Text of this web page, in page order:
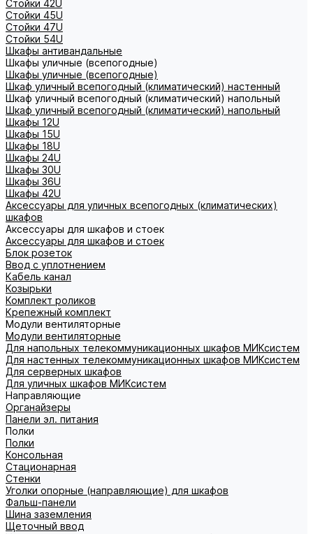
Стойки 42U
Стойки 45U
Стойки 47U
Стойки 54U
Шкафы антивандальные
Шкафы уличные (всепогодные)
Шкафы уличные (всепогодные)
Шкаф уличный всепогодный (климатический) настенный
Шкаф уличный всепогодный (климатический) напольный
Шкаф уличный всепогодный (климатический) напольный
Шкафы 12U
Шкафы 15U
Шкафы 18U
Шкафы 24U
Шкафы 30U
Шкафы 36U
Шкафы 42U
Аксессуары для уличных всепогодных (климатических)
шкафов
Аксессуары для шкафов и стоек
Аксессуары для шкафов и стоек
Блок розеток
Ввод с уплотнением
Кабель канал
Козырьки
Комплект роликов
Крепежный комплект
Модули вентиляторные
Модули вентиляторные
Для напольных телекоммуникационных шкафов МИКсистем
Для настенных телекоммуникационных шкафов МИКсистем
Для серверных шкафов
Для уличных шкафов МИКсистем
Направляющие
Органайзеры
Панели эл. питания
Полки
Полки
Консольная
Стационарная
Стенки
Уголки опорные (направляющие) для шкафов
Фальш-панели
Шина заземления
Щеточный ввод